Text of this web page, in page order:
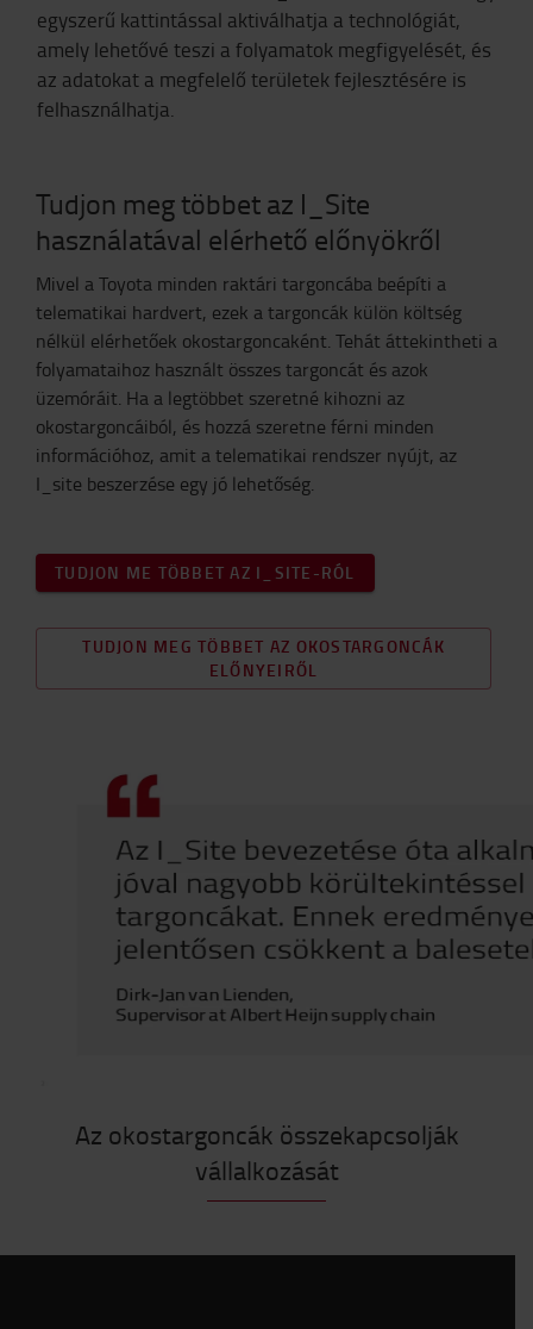
egyszerű kattintással aktiválhatja a technológiát,
amely lehetővé teszi a folyamatok megfigyelését, és
az adatokat a megfelelő területek fejlesztésére is
felhasználhatja.
Tudjon meg többet az I_Site
használatával elérhető előnyökről
Mivel a Toyota minden raktári targoncába beépíti a
telematikai hardvert, ezek a targoncák külön költség
nélkül elérhetőek okostargoncaként. Tehát áttekintheti a
folyamataihoz használt összes targoncát és azok
üzemóráit. Ha a legtöbbet szeretné kihozni az
okostargoncáiból, és hozzá szeretne férni minden
információhoz, amit a telematikai rendszer nyújt, az
I_site beszerzése egy jó lehetőség.
TUDJON ME TÖBBET AZ I_SITE-RÓL
TUDJON MEG TÖBBET AZ OKOSTARGONCÁK
ELŐNYEIRŐL
Az okostargoncák összekapcsolják
vállalkozását